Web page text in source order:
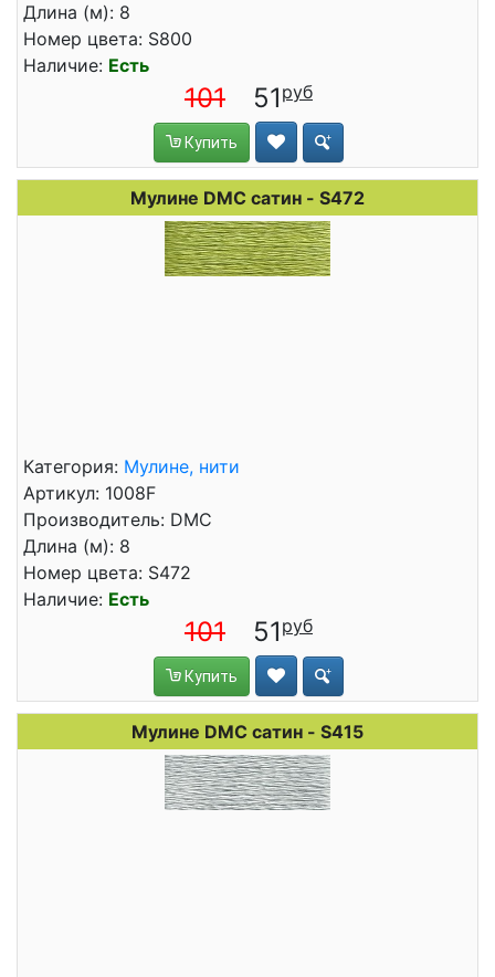
Длина (м): 8
Номер цвета: S800
Наличие: Есть
101 51
Купить
Мулине DMC сатин - S472
Категория: Мулине, нити
Артикул: 1008F
Производитель: DMC
Длина (м): 8
Номер цвета: S472
Наличие: Есть
101 51
Купить
Мулине DMC сатин - S415